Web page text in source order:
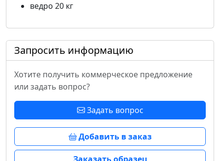
ведро 20 кг
Запросить информацию
Хотите получить коммерческое предложение
или задать вопрос?
Задать вопрос
Добавить в заказ